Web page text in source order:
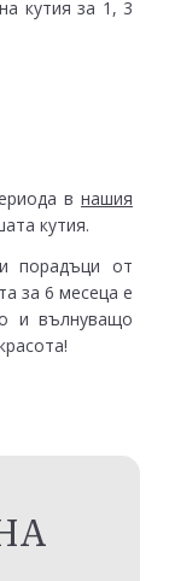
кутия за 1, 3
в нашия
кутия.
порадъци от
за 6 месеца е
и вълнуващо